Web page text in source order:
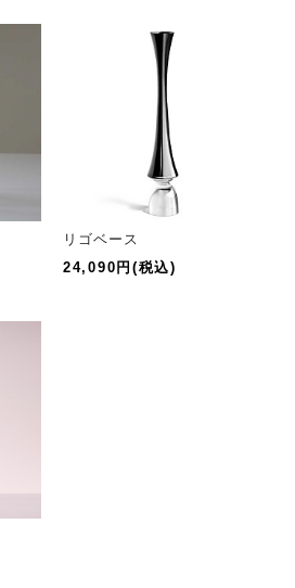
リゴベース
24,090円(税込)